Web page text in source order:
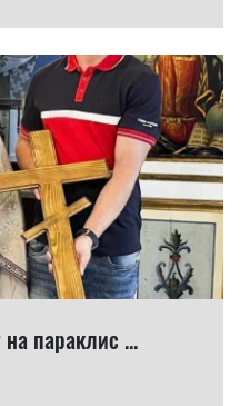
параклис ...